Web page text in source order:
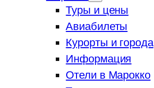
Туры и цены
Авиабилеты
Курорты и города
Информация
Отели в Марокко